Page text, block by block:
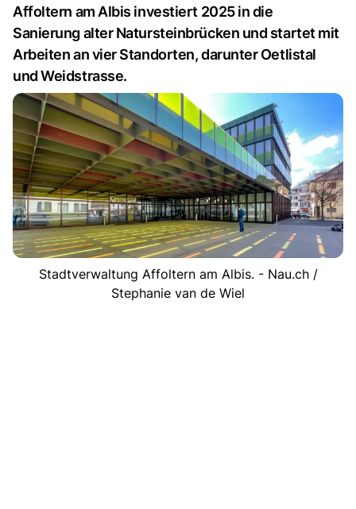
Affoltern am Albis investiert 2025 in die
Sanierung alter Natursteinbrücken und startet mit
Arbeiten an vier Standorten, darunter Oetlistal
und Weidstrasse.
Stadtverwaltung Affoltern am Albis. - Nau.ch /
Stephanie van de Wiel